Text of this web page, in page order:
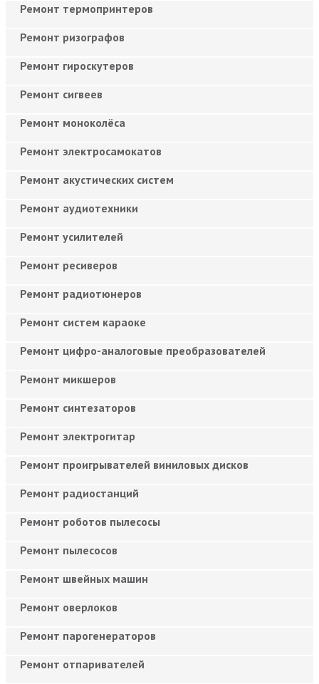
Ремонт термопринтеров
Ремонт ризографов
Ремонт гироскутеров
Ремонт сигвеев
Ремонт моноколёса
Ремонт электросамокатов
Ремонт акустических систем
Ремонт аудиотехники
Ремонт усилителей
Ремонт ресиверов
Ремонт радиотюнеров
Ремонт систем караоке
Ремонт цифро-аналоговые преобразователей
Ремонт микшеров
Ремонт синтезаторов
Ремонт электрогитар
Ремонт проигрывателей виниловых дисков
Ремонт радиостанций
Ремонт роботов пылесосы
Ремонт пылесосов
Ремонт швейных машин
Ремонт оверлоков
Ремонт парогенераторов
Ремонт отпаривателей